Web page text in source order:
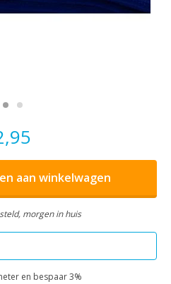
aan winkelwagen
morgen in huis
en bespaar 3%